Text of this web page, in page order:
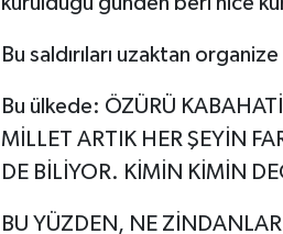
Bu saldırıları uzaktan
Bu ülkede: ÖZÜRÜ
MİLLET ARTIK HER ŞEYİN
DE BİLİYOR. KİMİN KİMİN
BU YÜZDEN, NE